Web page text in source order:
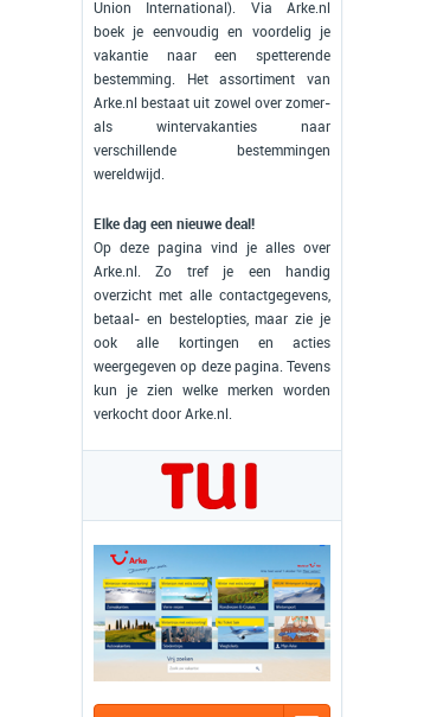
Union International). Via Arke.nl
boek je eenvoudig en voordelig je
vakantie naar een spetterende
bestemming. Het assortiment van
Arke.nl bestaat uit zowel over zomer-
als wintervakanties naar
verschillende bestemmingen
wereldwijd.
Elke dag een nieuwe deal!
Op deze pagina vind je alles over
Arke.nl. Zo tref je een handig
overzicht met alle contactgegevens,
betaal- en bestelopties, maar zie je
ook alle kortingen en acties
weergegeven op deze pagina. Tevens
kun je zien welke merken worden
verkocht door Arke.nl.